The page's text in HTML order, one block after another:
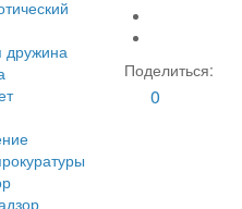
дружина
Поделиться:
0